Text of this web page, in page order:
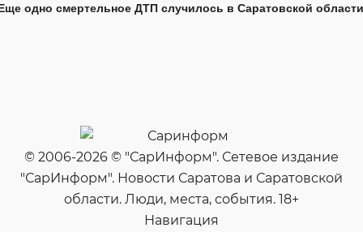
одно смертельное ДТП случилось в Саратовской области
© 2006-2026 © "СарИнформ". Сетевое издание
"СарИнформ". Новости Саратова и Саратовской
области. Люди, места, события. 18+
Навигация